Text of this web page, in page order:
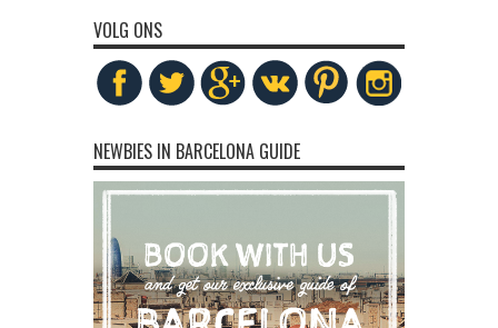
VOLG ONS
NEWBIES IN BARCELONA GUIDE